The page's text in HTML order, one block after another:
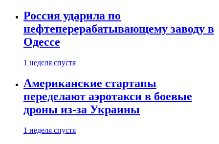
Россия ударила по
нефтеперерабатывающему заводу в
Одессе
1 неделя спустя
Американские стартапы
переделают аэротакси в боевые
дроны из-за Украины
1 неделя спустя